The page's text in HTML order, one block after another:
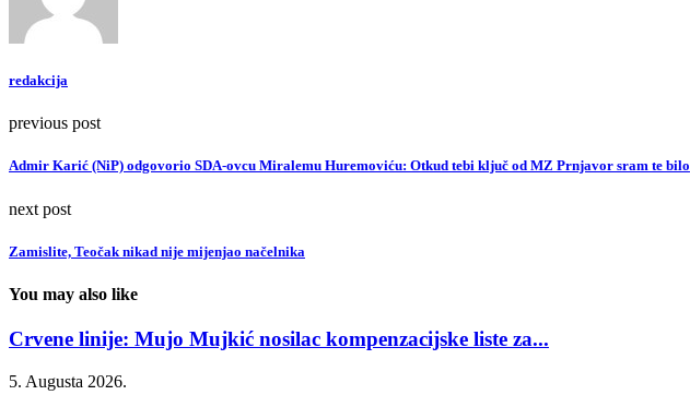
redakcija
previous post
Admir Karić (NiP) odgovorio SDA-ovcu Miralemu Huremoviću: Otkud tebi ključ od MZ Prnjavor sram te bilo
next post
Zamislite, Teočak nikad nije mijenjao načelnika
You may also like
Crvene linije: Mujo Mujkić nosilac kompenzacijske liste za...
5. Augusta 2026.